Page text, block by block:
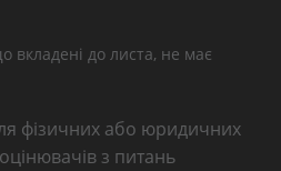
вкладені до листа, не має
фізичних або юридичних
з питань